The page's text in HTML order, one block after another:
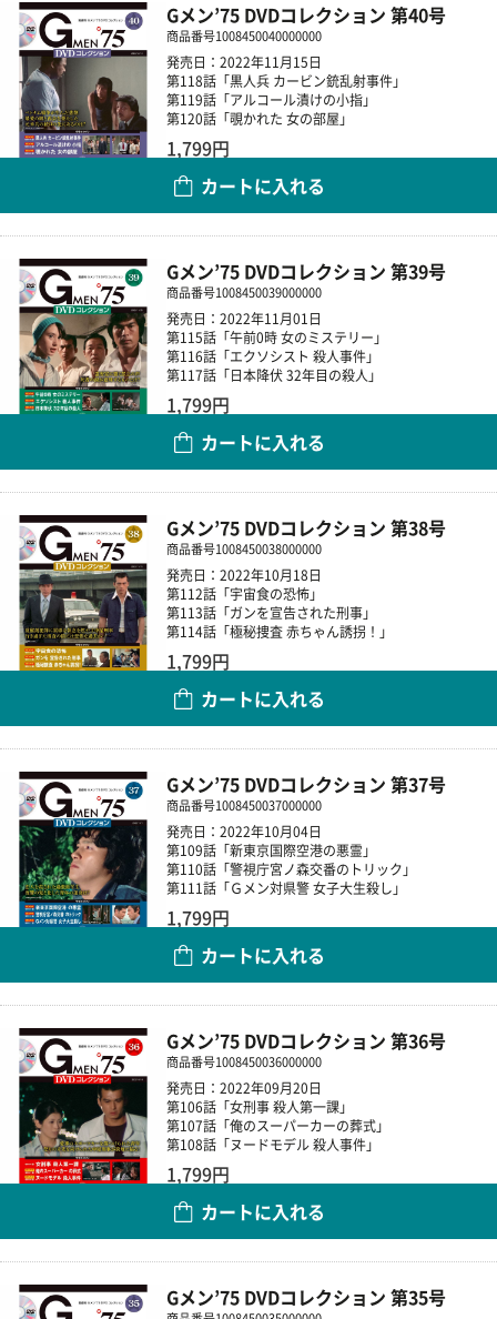
Gメン’75 DVDコレクション 第40号
商品番号1008450040000000
発売日：2022年11月15日
第118話「黒人兵 カービン銃乱射事件」
第119話「アルコール漬けの小指」
第120話「覗かれた 女の部屋」
1,799円
カートに入れる
Gメン’75 DVDコレクション 第39号
商品番号1008450039000000
発売日：2022年11月01日
第115話「午前0時 女のミステリー」
第116話「エクソシスト 殺人事件」
第117話「日本降伏 32年目の殺人」
1,799円
カートに入れる
Gメン’75 DVDコレクション 第38号
商品番号1008450038000000
発売日：2022年10月18日
第112話「宇宙食の恐怖」
第113話「ガンを宣告された刑事」
第114話「極秘捜査 赤ちゃん誘拐！」
1,799円
カートに入れる
Gメン’75 DVDコレクション 第37号
商品番号1008450037000000
発売日：2022年10月04日
第109話「新東京国際空港の悪霊」
第110話「警視庁宮ノ森交番のトリック」
第111話「Ｇメン対県警 女子大生殺し」
1,799円
カートに入れる
Gメン’75 DVDコレクション 第36号
商品番号1008450036000000
発売日：2022年09月20日
第106話「女刑事 殺人第一課」
第107話「俺のスーパーカーの葬式」
第108話「ヌードモデル 殺人事件」
1,799円
カートに入れる
Gメン’75 DVDコレクション 第35号